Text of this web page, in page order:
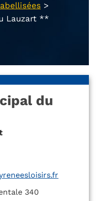
>
Lauzart **
du
340